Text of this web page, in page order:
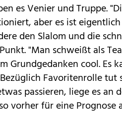
es Venier und Truppe.
aber es ist
den Slalom und die
"Man schweißt als
Grundgedanken cool. Es
Favoritenrolle
passieren, liege es an
vorher für eine Prognose